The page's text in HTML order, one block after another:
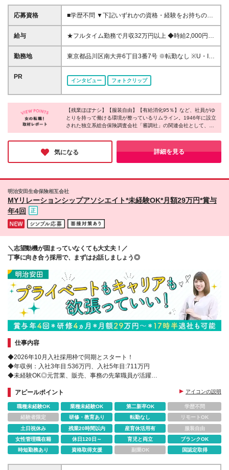
応募資格
■学歴不問 ▼下記いずれかの資格・経験をお持ちの方
・獣医師資格 ・愛玩動物看護師資格 ・看護師経験 ※
ペット保険の査定経験がある方は即戦力として歓迎し
給与
★フルタイム勤務で月収32万円以上 ◆時給2,000円＋
資格手当＋時間外手当 ※18時以降は時給2,500円 ※経
験・能力を考慮の上当社規定により優遇いたします ※
月1万5000円～9万円） ★資格手当（獣医師免許所
勤務地
東京都品川区南大井6丁目3番7号 ※転勤なし ※U・Iタ
ーン歓迎 (変更の範囲)上記を除く当社関連勤務地
PR
インタビュー フォトクリップ
【残業ほぼナシ】【服装自由】【有給消化95％】など、社員がゆ
とりを持って働ける環境が整っているリムライン。1946年に設立
された独立系総合保険調査会社「審調社」の関連会社として、景
気に左右されにくい経営基盤が整っているそうです。現在、3種
類のオペレーションスタッフのポジションを募集しており、それ
ぞれ魅力的な仕事内容のため、あなたが興味のある分野があれば
ぜひご応募ください！
気になる 詳細を見る
明治安田生命保険相互会社
MYリレーションシップアソシエイト*未経験OK*月額29万円*賞与
年4回
＼志望動機が固まっていなくても大丈夫！／
丁寧に向き合う採用で、まずはお話しましょう◎
仕事内容
◆2026年10月入社採用枠で同期とスタート！
◆年収例：入社3年目:536万円、入社5年目:711万円
◆未経験OK◎元営業、販売、事務の先輩職員が活躍
アピールポイント
アイコンの説明
職種未経験OK 業種未経験OK 第二新卒OK
学歴不問
経験者限定
研修・教育あり 転勤なし
リモートOK
土日祝休み
残業20時間以内 産育休活用有
服装自由
女性管理職在籍
休日120日～ 育児と両立
ブランクOK
時短勤務あり
資格取得支援 副業OK 国認定取得